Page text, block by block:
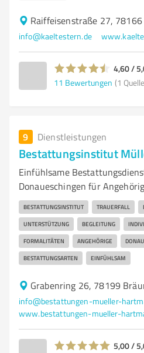
Raiffeisenstraße 27, 78166
info@kaeltestern.de
4,60 /
11 Bewertungen (1
9 Dienstleistungen
Bestattungsinstitut
Einfühlsame
Donaueschingen für
BESTATTUNGSINSTITUT TRAUERFALL
UNTERSTÜTZUNG BEGLEITUNG
FORMALITÄTEN ANGEHÖRIGE
BESTATTUNGSARTEN EINFÜHLSAM
Grabenring 26, 78199
info@bestattungen-mueller-
5,00 /